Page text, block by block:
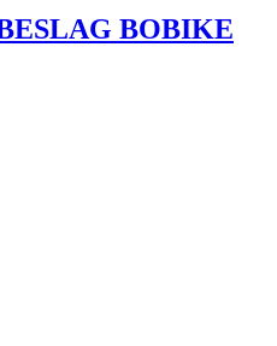
BOBIKE